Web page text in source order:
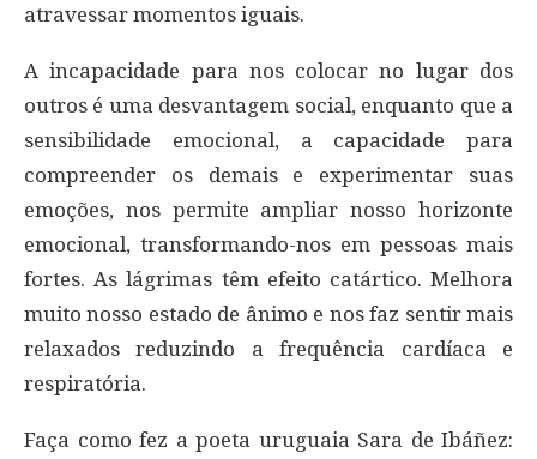
atravessar momentos iguais.
A incapacidade para nos colocar no lugar dos
outros é uma desvantagem social, enquanto que a
sensibilidade emocional, a capacidade para
compreender os demais e experimentar suas
emoções, nos permite ampliar nosso horizonte
emocional, transformando-nos em pessoas mais
fortes. As lágrimas têm efeito catártico. Melhora
muito nosso estado de ânimo e nos faz sentir mais
relaxados reduzindo a frequência cardíaca e
respiratória.
Faça como fez a poeta uruguaia Sara de Ibáñez: